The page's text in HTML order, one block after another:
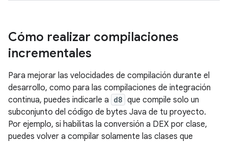
Cómo realizar compilaciones
incrementales
Para mejorar las velocidades de compilación durante el
desarrollo, como para las compilaciones de integración
continua, puedes indicarle a d8 que compile solo un
subconjunto del código de bytes Java de tu proyecto.
Por ejemplo, si habilitas la conversión a DEX por clase,
puedes volver a compilar solamente las clases que